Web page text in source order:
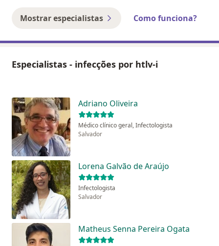
Mostrar especialistas Como funciona?
Especialistas - infecções por htlv-i
Adriano Oliveira
Médico clínico geral, Infectologista
Salvador
Lorena Galvão de Araújo
Infectologista
Salvador
Matheus Senna Pereira Ogata